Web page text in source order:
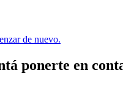
de nuevo.
ponerte en